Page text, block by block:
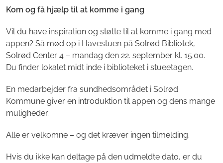
Kom og få hjælp til at komme i gang
Vil du have inspiration og støtte til at komme i gang med
appen? Så mød op i Havestuen på Solrød Bibliotek,
Solrød Center 4 – mandag den 22. september kl. 15.00.
Du finder lokalet midt inde i biblioteket i stueetagen.
En medarbejder fra sundhedsområdet i Solrød
Kommune giver en introduktion til appen og dens mange
muligheder.
Alle er velkomne – og det kræver ingen tilmelding.
Hvis du ikke kan deltage på den udmeldte dato, er du